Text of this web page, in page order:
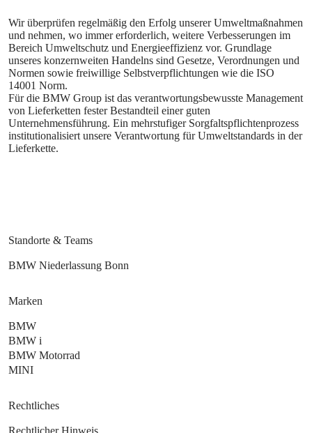
Wir überprüfen regelmäßig den Erfolg unserer Umweltmaßnahmen
und nehmen, wo immer erforderlich, weitere Verbesserungen im
Bereich Umweltschutz und Energieeffizienz vor. Grundlage
unseres konzernweiten Handelns sind Gesetze, Verordnungen und
Normen sowie freiwillige Selbstverpflichtungen wie die ISO
14001 Norm.
Für die BMW Group ist das verantwortungsbewusste Management
von Lieferketten fester Bestandteil einer guten
Unternehmensführung. Ein mehrstufiger Sorgfaltspflichtenprozess
institutionalisiert unsere Verantwortung für Umweltstandards in der
Lieferkette.